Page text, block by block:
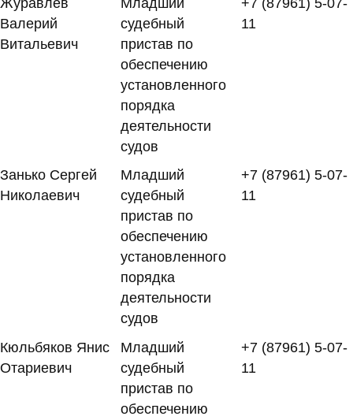
Валерий
Витальевич
судебный
пристав по
обеспечению
установленного
порядка
деятельности
судов
11
Занько Сергей
Николаевич
Младший
судебный
пристав по
обеспечению
установленного
порядка
деятельности
судов
+7 (87961) 5-07-
11
Кюльбяков Янис
Отариевич
Младший
судебный
пристав по
обеспечению
+7 (87961) 5-07-
11